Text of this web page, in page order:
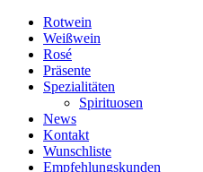
Rotwein
Weißwein
Rosé
Präsente
Spezialitäten
Spirituosen
News
Kontakt
Wunschliste
Empfehlungskunden